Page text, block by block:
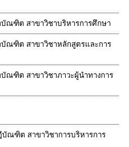
ณฑิต สาขาวิชาบริหารการศึกษา
ณฑิต สาขาวิชาหลักสูตรและการ
ณฑิต สาขาวิชาภาวะผู้นำทางการ
ณฑิต สาขาวิชาการบริหารการ